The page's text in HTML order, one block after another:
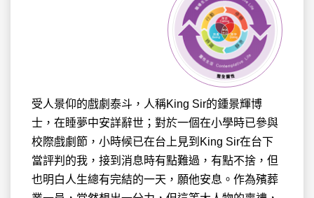
受人景仰的戲劇泰斗，人稱King Sir的鍾景輝博
士，在睡夢中安詳辭世；對於一個在小學時已參與
校際戲劇節，小時候已在台上見到King Sir在台下
當評判的我，接到消息時有點難過，有點不捨，但
也明白人生總有完結的一天，願他安息。作為殯葬